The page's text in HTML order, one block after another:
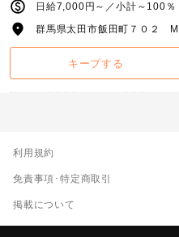
群馬県太田市飯田町７０２
キープする
利用規約
免責事項･特定商取引
掲載について